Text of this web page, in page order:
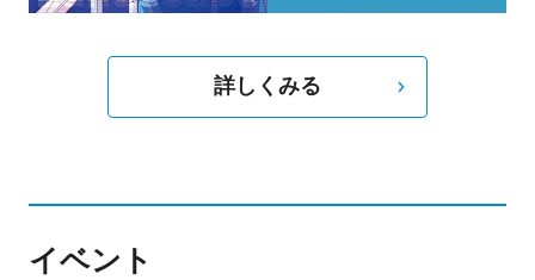
詳しくみる
イベント